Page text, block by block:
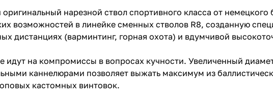
нарезной ствол спортивного класса от
возможностей в линейке сменных стволов R8, созданную
дистанциях (варминтинг, горная охота) и вдумчивой
идут на компромиссы в вопросах кучности. Увеличенный
каннелюрами позволяет выжать максимум из
кастомных винтовок.